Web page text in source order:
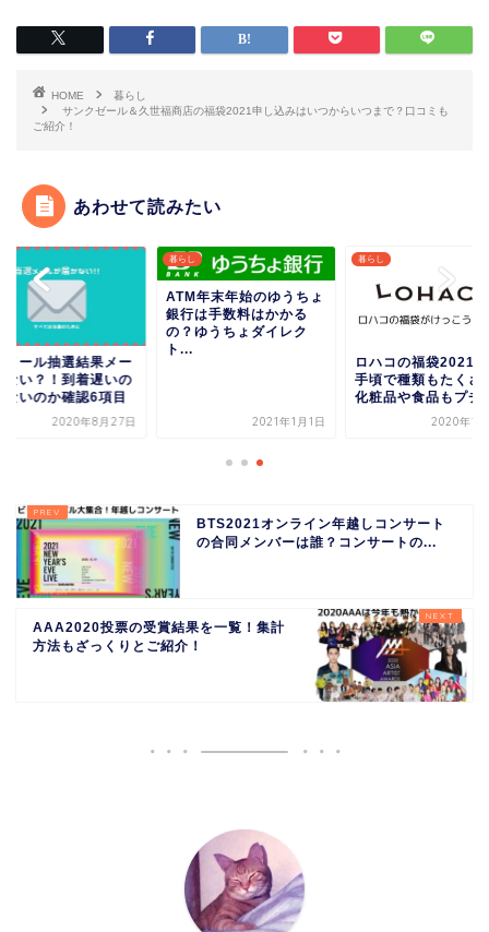
HOME
暮らし
サンクゼール＆久世福商店の福袋2021申し込みはいつからいつまで？口コミも
ご紹介！
あわせて読みたい
メール抽選結果メー
ない？！到着遅いの
ないのか確認6項目
2020年8月27日
暮らし
ATM年末年始のゆうちょ
銀行は手数料はかかる
の？ゆうちょダイレク
ト...
2021年1月1日
暮らし
ロハコの福袋2021
手頃で種類もたくさ
化粧品や食品もプチ
2020年12
BTS2021オンライン年越しコンサート
の合同メンバーは誰？コンサートの...
AAA2020投票の受賞結果を一覧！集計
方法もざっくりとご紹介！